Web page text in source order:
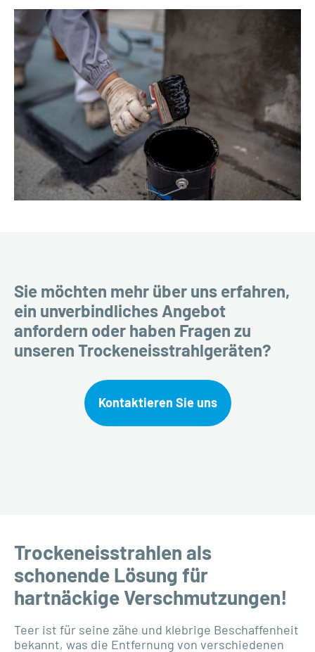
Sie möchten mehr über uns erfahren,
ein unverbindliches Angebot
anfordern oder haben Fragen zu
unseren Trockeneisstrahlgeräten?
Kontaktieren Sie uns
Trockeneisstrahlen als
schonende Lösung für
hartnäckige Verschmutzungen!
Teer ist für seine zähe und klebrige Beschaffenheit
bekannt, was die Entfernung von verschiedenen